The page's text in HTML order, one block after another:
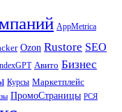
AppMetrica
Ozon Rustore SEO
Авито Бизнес
Курсы Маркетплейс
ПромоСтраницы РСЯ